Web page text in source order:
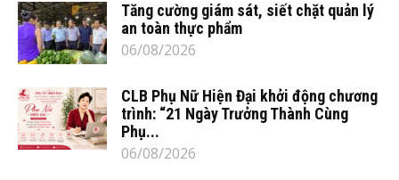
Tăng cường giám sát, siết chặt quản lý
an toàn thực phẩm
06/08/2026
CLB Phụ Nữ Hiện Đại khởi động chương
trình: “21 Ngày Trưởng Thành Cùng
Phụ...
06/08/2026